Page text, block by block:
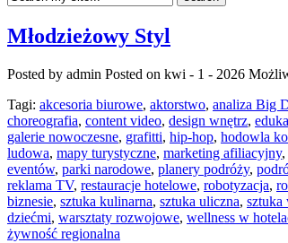
Młodzieżowy Styl
Posted by admin Posted on kwi - 1 - 2026
Tagi: akcesoria biurowe, aktorstwo, analiza Big
choreografia, content video, design wnętrz,
galerie nowoczesne, grafitti, hip-hop, hodowla
ludowa, mapy turystyczne, marketing afiliacyjny,
eventów, parki narodowe, planery podróży,
reklama TV, restauracje hotelowe, robotyzacja,
biznesie, sztuka kulinarna, sztuka uliczna, sztuka
dziećmi, warsztaty rozwojowe, wellness w
żywność regionalna